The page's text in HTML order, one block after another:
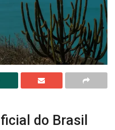
do Brasil